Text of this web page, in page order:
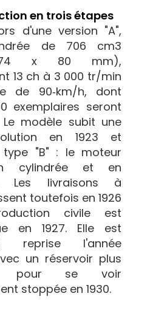
en trois étapes
d'une version "A",
de 706 cm3
x 80 mm),
13 ch à 3 000 tr/min
de 90‑km/h, dont
exemplaires seront
Le modèle subit une
en 1923 et
"B" : le moteur
cylindrée et en
Les livraisons à
toutefois en 1926
civile est
en 1927. Elle est
reprise l'année
un réservoir plus
pour se voir
stoppée en 1930.